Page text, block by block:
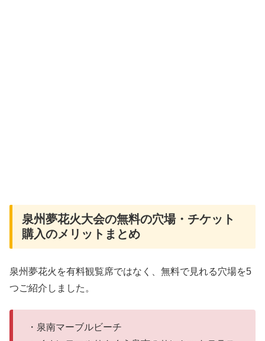
泉州夢花火大会の無料の穴場・チケット
購入のメリットまとめ
泉州夢花火を有料観覧席ではなく、無料で見れる穴場を5
つご紹介しました。
・泉南マーブルビーチ